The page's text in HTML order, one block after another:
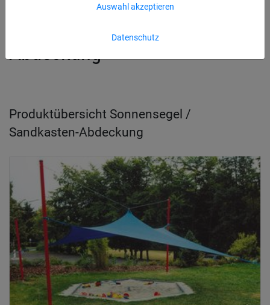
Datenschutz
Auswahl akzeptieren
Sonnensegel / Sandkasten-
Abdeckung
Produktübersicht Sonnensegel /
Sandkasten-Abdeckung